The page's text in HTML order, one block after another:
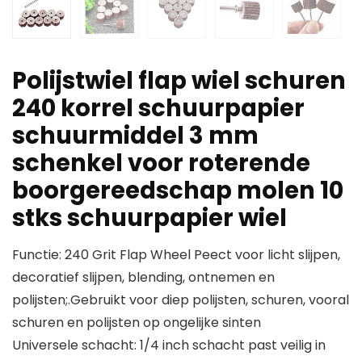
Polijstwiel flap wiel schuren
240 korrel schuurpapier
schuurmiddel 3 mm
schenkel voor roterende
boorgereedschap molen 10
stks schuurpapier wiel
Functie: 240 Grit Flap Wheel Peect voor licht slijpen,
decoratief slijpen, blending, ontnemen en
polijsten;.Gebruikt voor diep polijsten, schuren, vooral
schuren en polijsten op ongelijke sinten
Universele schacht: 1/4 inch schacht past veilig in